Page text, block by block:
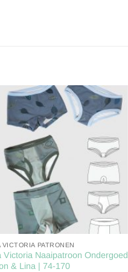
Toevoegen
verlanglijst
VICTORIA PATRONEN
Victoria Naaipatroon Ondergoed
& Lina | 74-170